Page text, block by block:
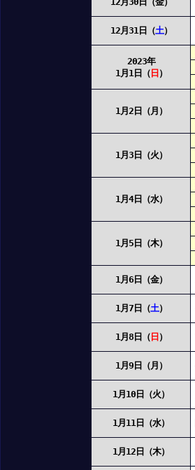
12月31日（土）
2023年
1月1日（日 ）
1月2日（月）
1月3日（火）
1月4日（水）
1月5日（木）
1月6日（金）
1月7日（土）
1月8日（日 ）
1月9日（月）
1月10日（火）
1月11日（水）
1月12日（木）